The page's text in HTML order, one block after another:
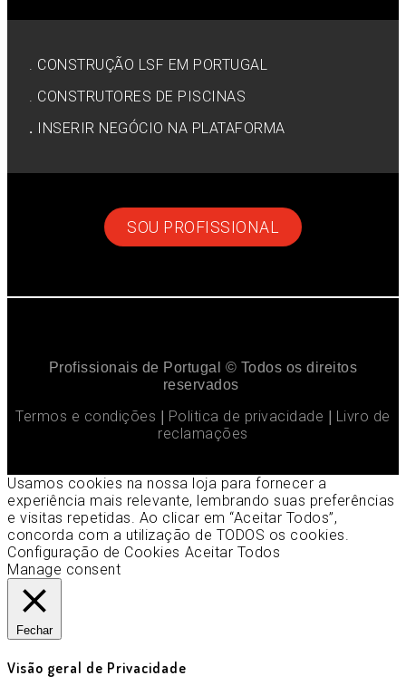
. CONSTRUÇÃO LSF EM PORTUGAL
. CONSTRUTORES DE PISCINAS
. INSERIR NEGÓCIO NA PLATAFORMA
SOU PROFISSIONAL
Profissionais de Portugal © Todos os direitos
reservados
Termos e condições Politica de privacidade
Livro de
reclamações
Usamos cookies na nossa loja para fornecer a
experiência mais relevante, lembrando suas preferências
e visitas repetidas. Ao clicar em “Aceitar Todos”,
concorda com a utilização de TODOS os cookies.
Configuração de Cookies Aceitar Todos
Manage consent
Fechar
Visão geral de Privacidade